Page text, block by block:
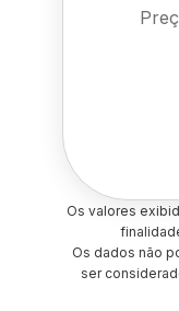
Os valores
Os dados não
ser